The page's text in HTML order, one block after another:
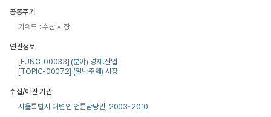
공통주기
키워드 : 수산 시장
연관정보
[FUNC-00033] (분야) 경제.산업
[TOPIC-00072] (일반주제) 시장
수집/이관 기관
서울특별시 대변인 언론담당관, 2003~2010